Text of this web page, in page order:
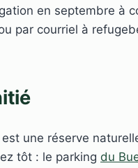
en septembre à
par courriel à
une réserve
tôt : le parking du